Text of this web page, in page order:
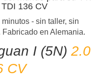
136 CV
- sin taller, sin
en Alemania.
I (5N) 2.0
CV